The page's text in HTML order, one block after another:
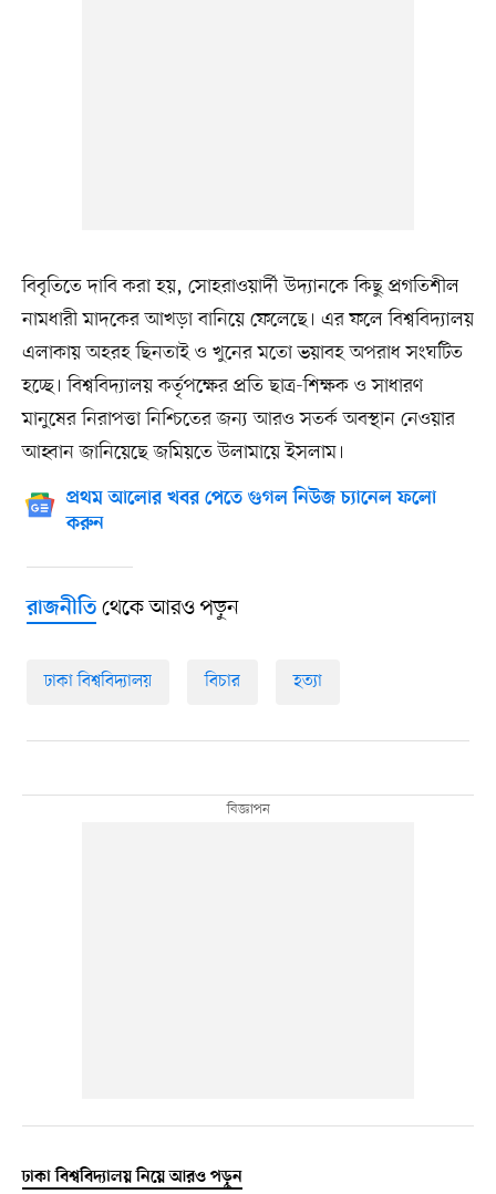
বিবৃতিতে দাবি করা হয়, সোহরাওয়ার্দী উদ্যানকে কিছু প্রগতিশীল
নামধারী মাদকের আখড়া বানিয়ে ফেলেছে। এর ফলে বিশ্ববিদ্যালয়
এলাকায় অহরহ ছিনতাই ও খুনের মতো ভয়াবহ অপরাধ সংঘটিত
হচ্ছে। বিশ্ববিদ্যালয় কর্তৃপক্ষের প্রতি ছাত্র-শিক্ষক ও সাধারণ
মানুষের নিরাপত্তা নিশ্চিতের জন্য আরও সতর্ক অবস্থান নেওয়ার
আহ্বান জানিয়েছে জমিয়তে উলামায়ে ইসলাম।
প্রথম আলোর খবর পেতে গুগল নিউজ চ্যানেল ফলো
করুন
রাজনীতিথেকে আরও পড়ুন
ঢাকা বিশ্ববিদ্যালয় বিচার হত্যা
ঢাকা বিশ্ববিদ্যালয় নিয়ে আরও পড়ুন